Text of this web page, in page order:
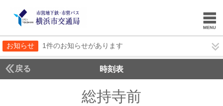
お知らせ 1件のお知らせがあります
戻る 時刻表
総持寺前